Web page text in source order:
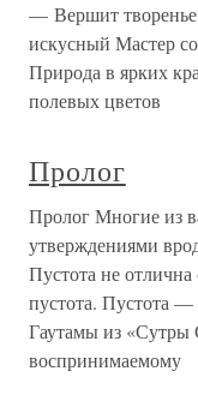
— Вершит творенье
искусный Мастер
Природа в ярких
полевых цветов
Пролог
Пролог Многие из
утверждениями
Пустота не
пустота. Пустота —
Гаутамы из «Сутры
воспринимаемому